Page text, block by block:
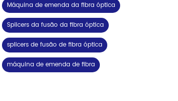
Máquina de emenda da fibra óptica
Splicers da fusão da fibra óptica
splicers de fusão de fibra óptica
máquina de emenda de fibra